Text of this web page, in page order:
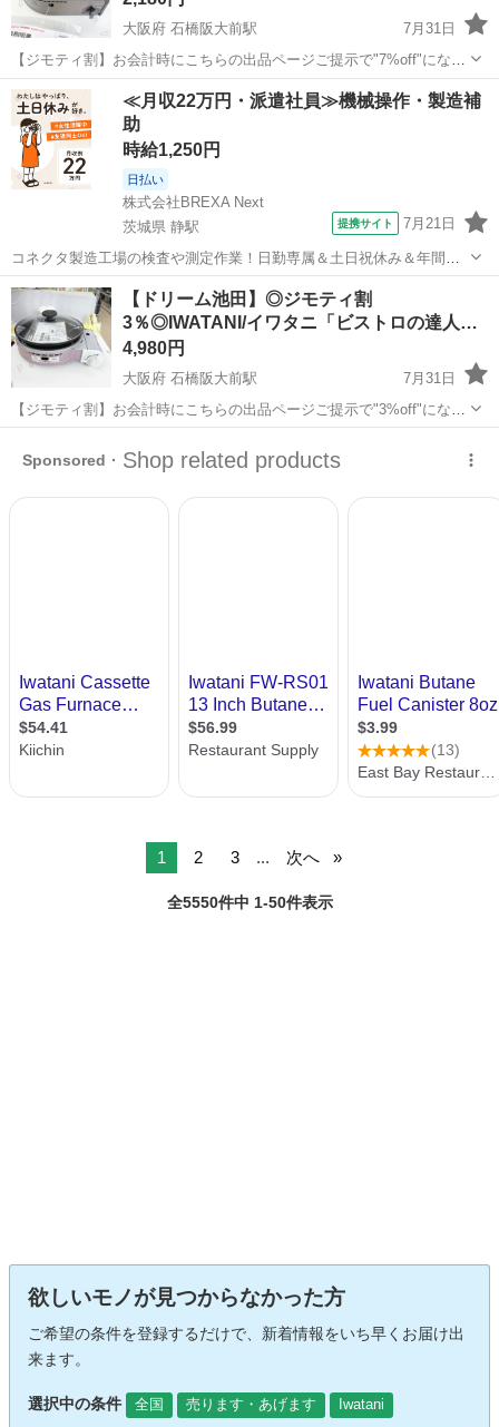
大阪府 石橋阪大前駅
7月31日
【ジモティ割】お会計時にこちらの出品ページご提示で"7%off"になる
よ♡ 〇商品情報〇 【状態】中古品！プレート裏使用感強めです！動作
確認&簡易清掃済みです♪ 【サイズ】（約）幅30.3cm 高さ14.9cm 奥
行27...
大阪 池田市 石橋阪大前駅 キッチン家電 ドリーム
≪月収22万円・派遣社員≫機械操作・製造補
助
時給1,250円
日払い
株式会社BREXA Next
茨城県 静駅
提携サイト 7月21日
コネクタ製造工場の検査や測定作業！日勤専属＆土日祝休み＆年間休
日128日★クリーンルーム内作業★マイカー通勤OK＆無料駐車場あり
★就業先食堂利用可！日払い制度あり！《茨城県常陸大宮市》 人気の
工場のお仕事 ◇コネクタ製造工...
茨城 常陸大宮市 静駅 その他
【ドリーム池田】◎ジモティ割
3％◎IWATANI/イワタニ「ビストロの達人」
ピ…
4,980円
大阪府 石橋阪大前駅
7月31日
【ジモティ割】お会計時にこちらの出品ページご提示で"3%off"になる
よ♡ 〇商品情報〇 【状態】未使用品です♪ 【保証】3ヶ月 お鍋付き
で、未使用品と大変おすすめ♡ ↓↓必ずお読みください↓↓ ●商品に関し
1 2 3 ... 次へ
全5550件中 1-50件表示
欲しいモノが見つからなかった方
ご希望の条件を登録するだけで、新着情報をいち早くお届け出
来ます。
選択中の条件 全国 売ります・あげます Iwatani